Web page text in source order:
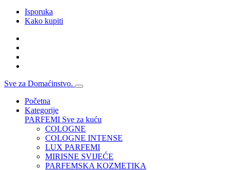
Isporuka
Kako kupiti
Sve za Domaćinstvo.
Početna
Kategorije
PARFEMI Sve za kuću
COLOGNE
COLOGNE INTENSE
LUX PARFEMI
MIRISNE SVIJEĆE
PARFEMSKA KOZMETIKA